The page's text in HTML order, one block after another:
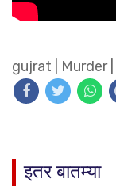
gujrat Murder|
इतर बातम्या